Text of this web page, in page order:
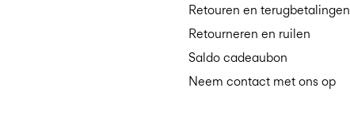
Retouren en terugbetalingen
Retourneren en ruilen
Saldo cadeaubon
Neem contact met ons op